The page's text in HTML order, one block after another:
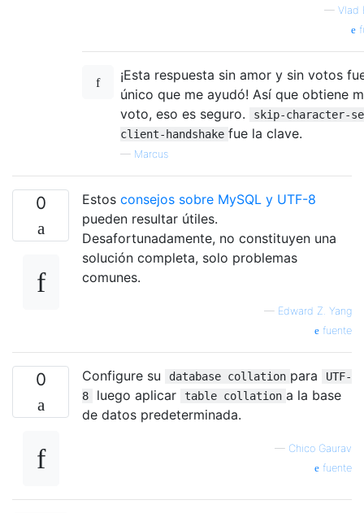
— Vlad
¡Esta respuesta sin amor y sin votos
único que me ayudó! Así que obtiene
voto, eso es seguro.
skip-character-
client-handshake fue la clave.
— Marcus
0 Estos consejos sobre MySQL y UTF-8
pueden resultar útiles.
Desafortunadamente, no constituyen una
solución completa, solo problemas
comunes.
— Edward Z. Yang
fuente
0 Configure su database collation para
UTF-
8
luego aplicar table collation a la base
de datos predeterminada.
— Chico Gaurav
fuente